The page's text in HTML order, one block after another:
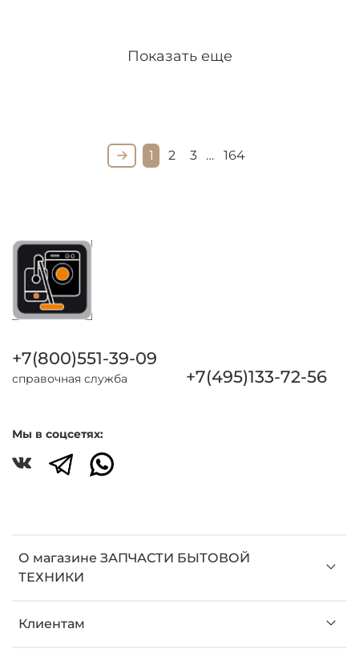
Показать еще
1 2 3 … 164
О магазине ЗАПЧАСТИ БЫТОВОЙ
ТЕХНИКИ
Клиентам
+7(800)551-39-09
справочная служба +7(495)133-72-56
Мы в соцсетях: